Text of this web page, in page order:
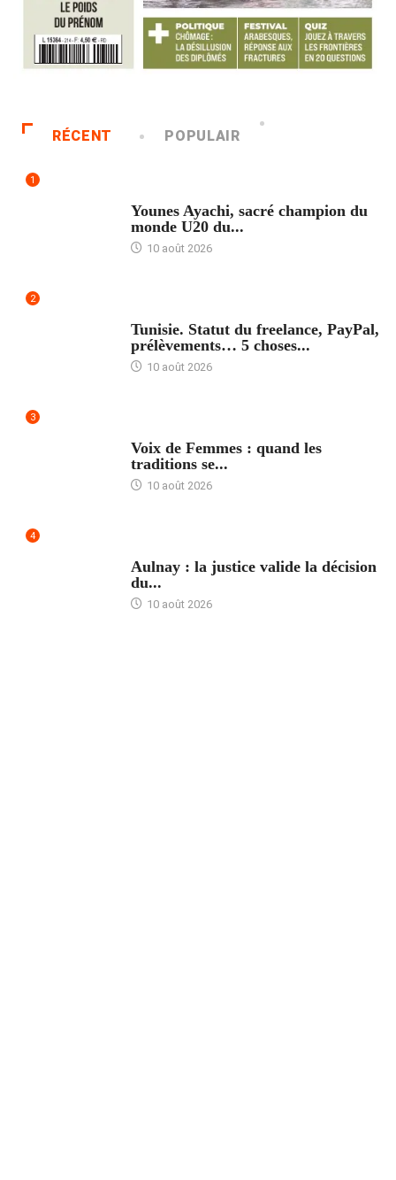
RÉCENT POPULAIR
1
Younes Ayachi, sacré champion du
monde U20 du...
10 août 2026
2
Tunisie. Statut du freelance, PayPal,
prélèvements… 5 choses...
10 août 2026
3
Voix de Femmes : quand les
traditions se...
10 août 2026
4
Aulnay : la justice valide la décision
du...
10 août 2026